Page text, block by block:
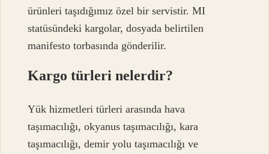
ürünleri taşıdığımız özel bir servistir. MI
statüsündeki kargolar, dosyada belirtilen
manifesto torbasında gönderilir.
Kargo türleri nelerdir?
Yük hizmetleri türleri arasında hava
taşımacılığı, okyanus taşımacılığı, kara
taşımacılığı, demir yolu taşımacılığı ve